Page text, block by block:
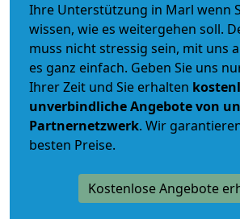
Ihre Unterstützung in Marl wenn
wissen, wie es weitergehen soll.
muss nicht stressig sein, mit uns
es ganz einfach. Geben Sie uns
Ihrer Zeit und Sie erhalten
unverbindlicheAngebote von
Partnernetzwerk. Wir
besten Preise.
Kostenlose Angebote